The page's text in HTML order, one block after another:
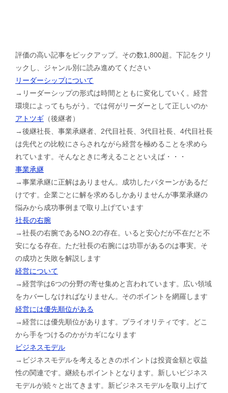
評価の高い記事をピックアップ。その数1,800超。下記をクリ
ックし、ジャンル別に読み進めてください
リーダーシップについて
→リーダーシップの形式は時間とともに変化していく。経営
環境によってもちがう。では何がリーダーとして正しいのか
アトツギ （後継者）
→後継社長、事業承継者、2代目社長、3代目社長、4代目社長
は先代との比較にさらされながら経営を極めることを求めら
れています。そんなときに考えることといえば・・・
事業承継
→事業承継に正解はありません。成功したパターンがあるだ
けです。企業ごとに解を求めるしかありませんが事業承継の
悩みから成功事例まで取り上げています
社長の右腕
→社長の右腕であるNO.2の存在。いると安心だが不在だと不
安になる存在。ただ社長の右腕には功罪があるのは事実。そ
の成功と失敗を解説します
経営について
→経営学は6つの分野の寄せ集めと言われています。広い領域
をカバーしなければなりません。そのポイントを網羅します
経営には優先順位がある
→経営には優先順位があります。プライオリティです。どこ
から手をつけるのかがカギになります
ビジネスモデル
→ビジネスモデルを考えるときのポイントは投資金額と収益
性の関連です。継続もポイントとなります。新しいビジネス
モデルが続々と出てきます。新ビジネスモデルを取り上げて